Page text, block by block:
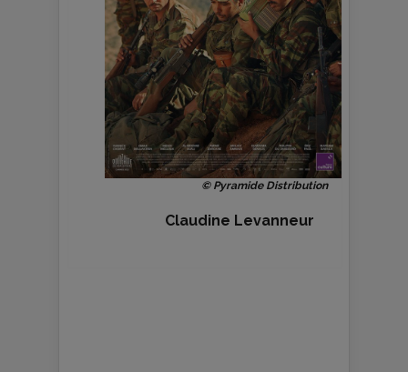
© Pyramide Distribution
Claudine Levanneur